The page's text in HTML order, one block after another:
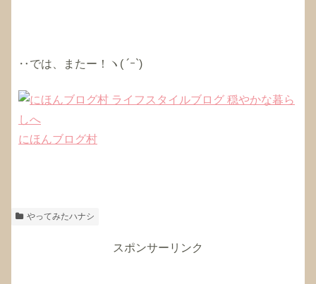
‥では、またー！ヽ( ´ｰ`)ゞ
にほんブログ村
やってみたハナシ
スポンサーリンク